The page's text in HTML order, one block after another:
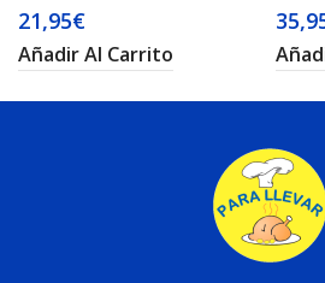
21,95€
Añadir Al Carrito